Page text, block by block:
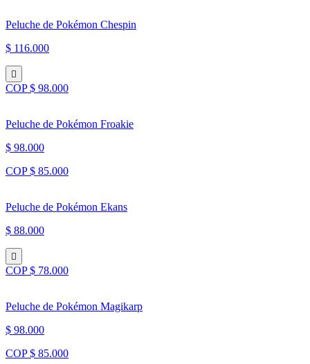
Peluche de Pokémon Chespin
$ 116.000
COP $ 98.000
Peluche de Pokémon Froakie
$ 98.000
COP $ 85.000
Peluche de Pokémon Ekans
$ 88.000
COP $ 78.000
Peluche de Pokémon Magikarp
$ 98.000
COP $ 85.000